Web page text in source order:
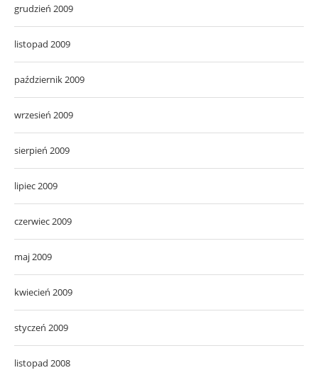
grudzień 2009
listopad 2009
październik 2009
wrzesień 2009
sierpień 2009
lipiec 2009
czerwiec 2009
maj 2009
kwiecień 2009
styczeń 2009
listopad 2008